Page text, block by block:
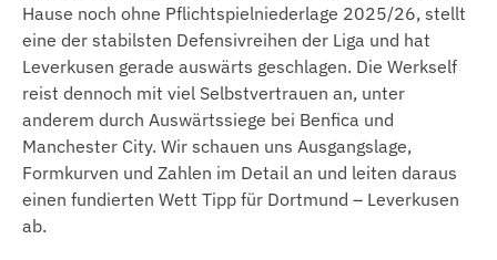
Hause noch ohne Pflichtspielniederlage 2025/26, stellt
eine der stabilsten Defensivreihen der Liga und hat
Leverkusen gerade auswärts geschlagen. Die Werkself
reist dennoch mit viel Selbstvertrauen an, unter
anderem durch Auswärtssiege bei Benfica und
Manchester City. Wir schauen uns Ausgangslage,
Formkurven und Zahlen im Detail an und leiten daraus
einen fundierten Wett Tipp für Dortmund – Leverkusen
ab.